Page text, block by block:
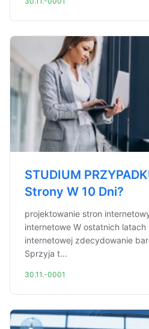
STUDIUM
Strony W 10 Dni?
projektowanie stron
internetowe W ostatnich
internetowej zdecydowanie
Sprzyja t...
30.11.-0001